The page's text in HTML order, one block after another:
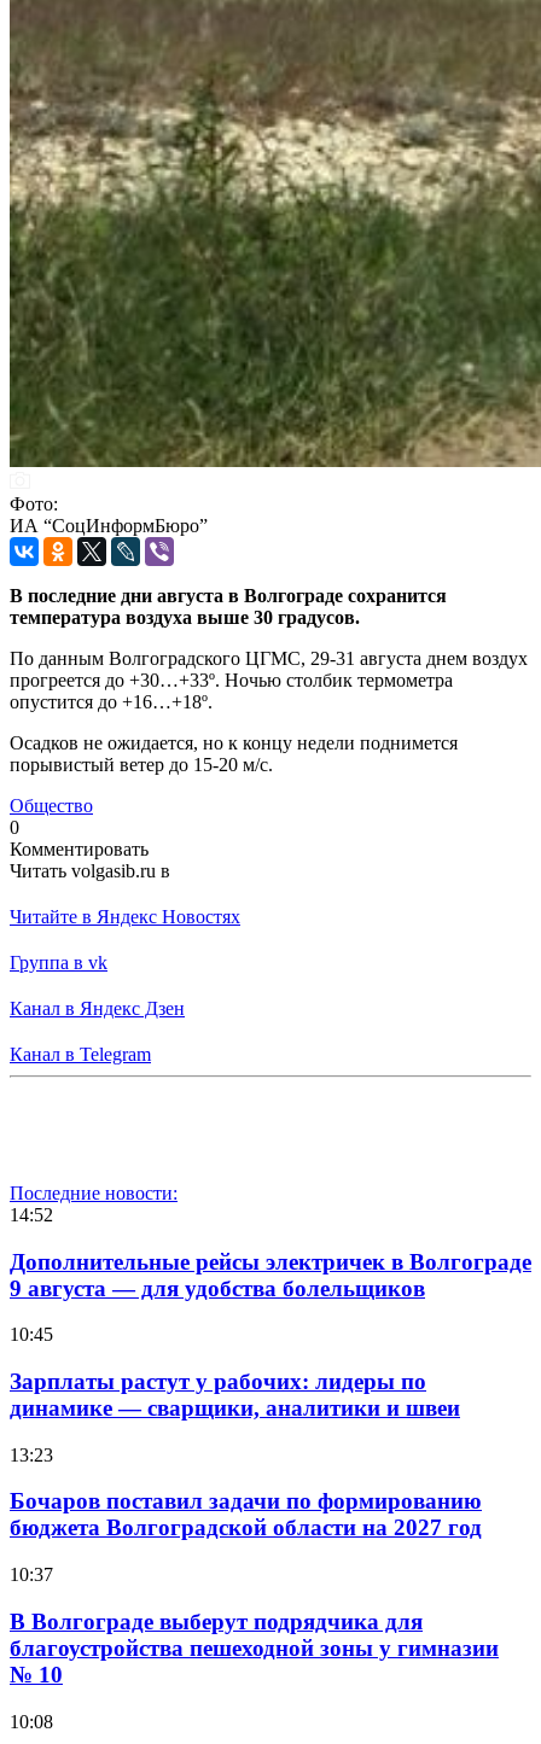
Фото:
ИА “СоцИнформБюро”
В последние дни августа в Волгограде сохранится
температура воздуха выше 30 градусов.
По данным Волгоградского ЦГМС, 29-31 августа днем воздух
прогреется до +30…+33º. Ночью столбик термометра
опустится до +16…+18º.
Осадков не ожидается, но к концу недели поднимется
порывистый ветер до 15-20 м/с.
Общество
0
Комментировать
Читать volgasib.ru в
Читайте в Яндекс Новостях
Группа в vk
Канал в Яндекс Дзен
Канал в Telegram
Последние новости:
14:52
Дополнительные рейсы электричек в Волгограде
9 августа — для удобства болельщиков
10:45
Зарплаты растут у рабочих: лидеры по
динамике — сварщики, аналитики и швеи
13:23
Бочаров поставил задачи по формированию
бюджета Волгоградской области на 2027 год
10:37
В Волгограде выберут подрядчика для
благоустройства пешеходной зоны у гимназии
№ 10
10:08